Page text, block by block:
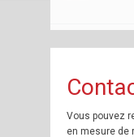
Vous pouvez
en mesure de